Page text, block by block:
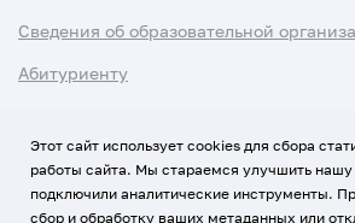
Сведения об образовательной
Абитуриенту
Политика обработки персональных данных
Этот сайт использует cookies для сбора
работы сайта. Мы стараемся улучшить нашу
подключили аналитические инструменты.
сбор и обработку ваших метаданных или